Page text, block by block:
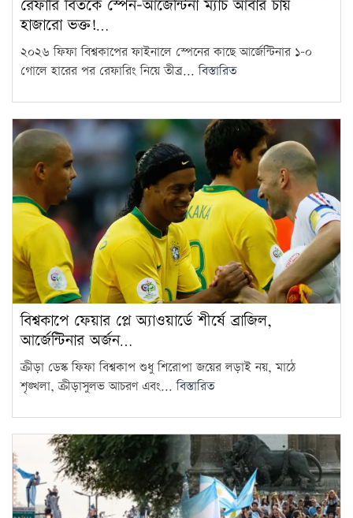
দেশের প্রতিটি জরাজীর্ণ স্টেডিয়াম
প্রতিমন্ত্রী
15
স্থাপনের ফিজিবিলিটি স্টাডি চলছে:
রেলপথ প্রতিমন্ত্রী
রেফারি বিতর্কে স্পেন-আর্জেন্টিনা ম্যাচ আবার চায়
হাজারো ভক্ত!…
২০২৬ ফিফা বিশ্বকাপের ফাইনালে স্পেনের কাছে আর্জেন্টিনার ১-০
গোলে হারের পর রেফারিং নিয়ে তীব্র...বিস্তারিত
বিশ্বকাপে ফেয়ার প্লে অ্যাওয়ার্ডে শীর্ষে ব্রাজিল,
আর্জেন্টিনার অর্জন…
ক্রীড়া ডেস্ক ফিফা বিশ্বকাপ শুধু শিরোপা জয়ের লড়াই নয়, মাঠে
শৃঙ্খলা, ক্রীড়াসুলভ আচরণ এবং...বিস্তারিত